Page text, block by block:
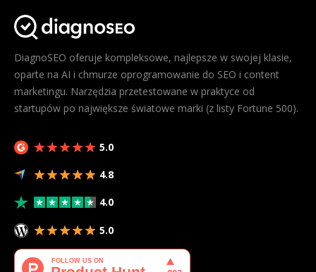
DiagnoSEO oferuje kompleksowe, najlepsze w swojej klasie,
oparte na AI i chmurze oprogramowanie do SEO i content
marketingu. Narzędzia przetestowane w praktyce od
startupów po największe światowe marki (z listy Fortune 500).
5.0
4.8
4.0
5.0